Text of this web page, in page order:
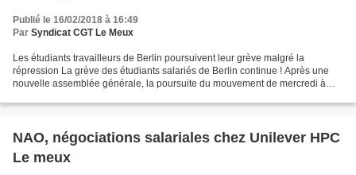
Publié le 16/02/2018 à 16:49
Par Syndicat CGT Le Meux
Les étudiants travailleurs de Berlin poursuivent leur grève malgré la
répression La grève des étudiants salariés de Berlin continue ! Après une
nouvelle assemblée générale, la poursuite du mouvement de mercredi à
NAO, négociations salariales chez Unilever HPC
Le meux